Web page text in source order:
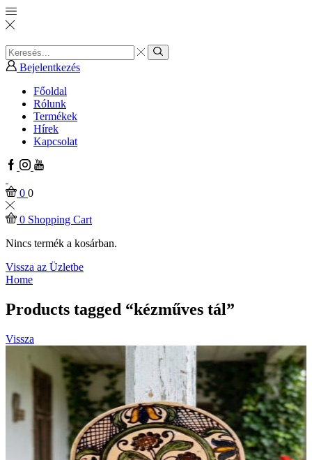
Search
input
Search
Bejelentkezés
Főoldal
Rólunk
Termékek
Hírek
Kapcsolat
Facebook
Instagram
Youtube
0 0
0 Shopping Cart
Nincs termék a kosárban.
Vissza az Üzletbe
Home
Products tagged “kézműves tál”
Vissza